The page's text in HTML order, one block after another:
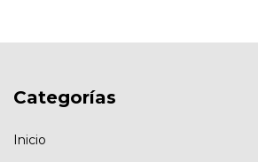
Categorías
Inicio